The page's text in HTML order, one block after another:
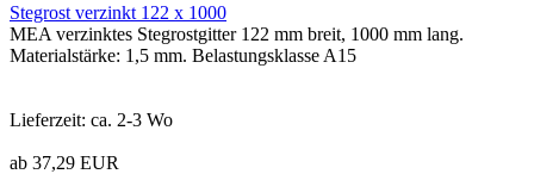
Stegrost verzinkt 122 x 1000
MEA verzinktes Stegrostgitter 122 mm breit, 1000 mm lang.
Materialstärke: 1,5 mm. Belastungsklasse A15
Lieferzeit: ca. 2-3 Wo
ab 37,29 EUR